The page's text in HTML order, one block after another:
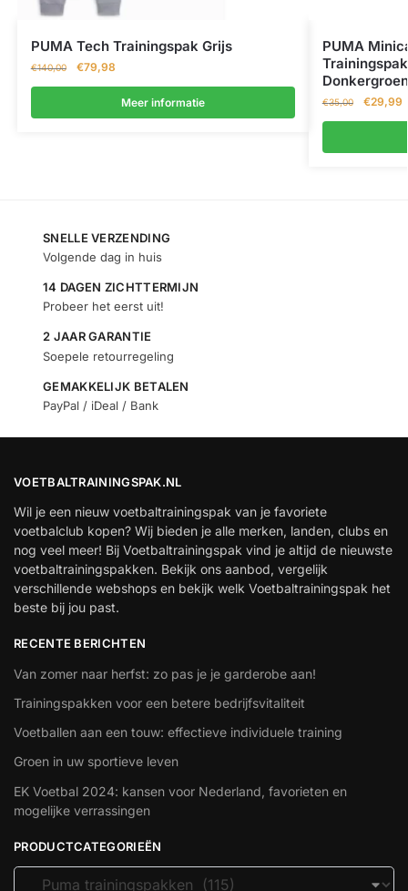
PUMA Tech Trainingspak Grijs
€140,00 €79,98
Meer informatie
PUMA
€35,00 €29,99
SNELLE VERZENDING
Volgende dag in huis
14 DAGEN ZICHTTERMIJN
Probeer het eerst uit!
2 JAAR GARANTIE
Soepele retourregeling
GEMAKKELIJK BETALEN
PayPal / iDeal / Bank
VOETBALTRAININGSPAK.NL
Wil je een nieuw voetbaltrainingspak van je favoriete
voetbalclub kopen? Wij bieden je alle merken, landen, clubs en
nog veel meer! Bij Voetbaltrainingspak vind je altijd de nieuwste
voetbaltrainingspakken. Bekijk ons aanbod, vergelijk
verschillende webshops en bekijk welk Voetbaltrainingspak het
beste bij jou past.
RECENTE BERICHTEN
Van zomer naar herfst: zo pas je je garderobe aan!
Trainingspakken voor een betere bedrijfsvitaliteit
Voetballen aan een touw: effectieve individuele training
Groen in uw sportieve leven
EK Voetbal 2024: kansen voor Nederland, favorieten en
mogelijke verrassingen
PRODUCTCATEGORIEËN